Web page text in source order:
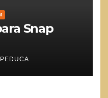
Snap